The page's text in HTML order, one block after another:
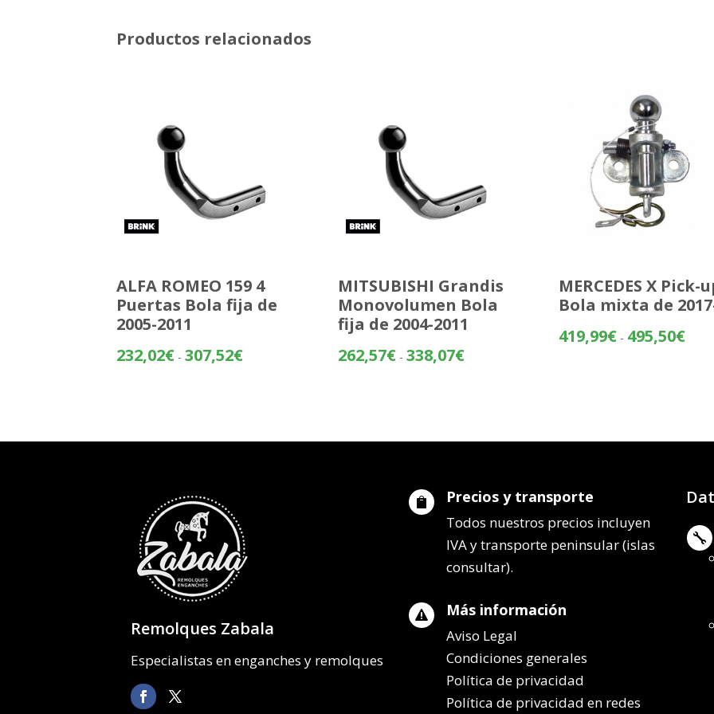
Productos relacionados
ALFA ROMEO 159 4
Puertas Bola fija de
2005-2011
232,02€ - 307,52€Rango
hasta
MITSUBISHI Grandis
Monovolumen Bola
fija de 2004-2011
262,57€ - 338,07€Rango
hasta
MERCEDES X Pick-
Bola mixta de
419,99€ - 495,50€Rango
Remolques Zabala
Especialistas en enganches y remolques
 Precios y transporte
Todos nuestros precios incluyen
IVA y transporte peninsular (islas
consultar).
 Más información
Aviso Legal
Condiciones generales
Política de privacidad
Política de privacidad en redes
